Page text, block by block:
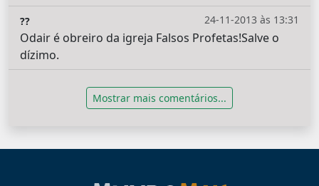
24-11-2013 às 13:31
??
Odair é obreiro da igreja Falsos Profetas!Salve o
dízimo.
Mostrar mais comentários...